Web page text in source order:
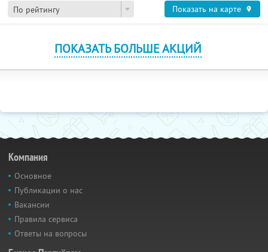
По рейтингу Показать на карте
ПОКАЗАТЬ БОЛЬШЕ АКЦИЙ
Компания
Основное
Публикации о нас
Вакансии
Правила сервиса
Ответы на вопросы